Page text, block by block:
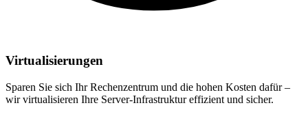
Virtualisierungen
Sparen Sie sich Ihr Rechenzentrum und die hohen Kosten dafür –
wir virtualisieren Ihre Server-Infrastruktur effizient und sicher.